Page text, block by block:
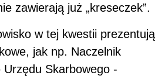
zawierają już „kreseczek”.
w tej kwestii prezentują
jak np. Naczelnik
Urzędu Skarbowego -